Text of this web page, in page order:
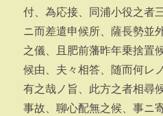
付、為応接、同浦小役之者
ニ而差遣申候所、薩長勢並
之儀、且肥前藩昨年乗捨置
候由、夫々相答、随而何レ
有之哉ノ旨、此方之者相尋
事故、聊心配無之候、事ニ